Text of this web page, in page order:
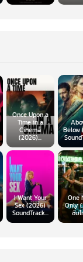
Once Upon a
Time in a
Cinema
(2026)...
Below
I Want Your
Sex (2026)
SoundTrack...
One
Only
ซับ